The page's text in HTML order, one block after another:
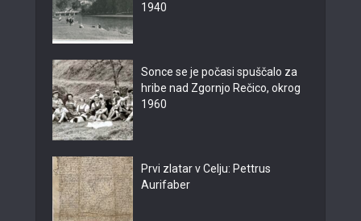
1940
Sonce se je počasi spuščalo za
hribe nad Zgornjo Rečico, okrog
1960
Prvi zlatar v Celju: Pettrus
Aurifaber